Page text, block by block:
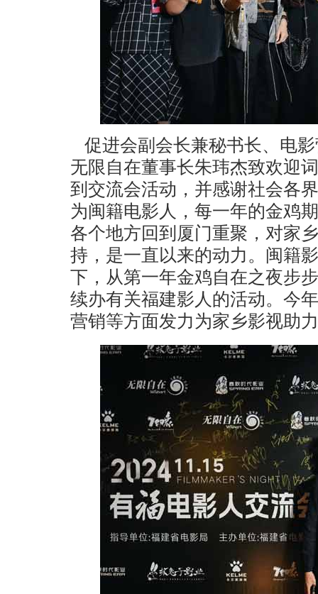
促进会副会长兼秘书长、电
无限自在董事长朱玮杰致欢迎
到交流会活动，并感谢社会各
为闽籍电影人，每一年的金鸡
各个地方回到厦门重聚，对家
持，是一直以来的动力。闽籍
下，从第一年金鸡自在之夜步
续办有关福建影人的活动。今
营销等方面发力为家乡影视助